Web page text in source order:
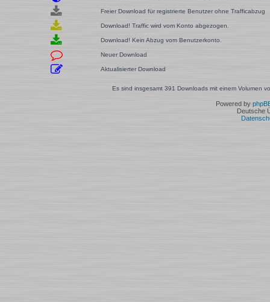
Freier Download für registrierte Benutzer ohne Trafficabzug
Download! Traffic wird vom Konto abgezogen.
Download! Kein Abzug vom Benutzerkonto.
Neuer Download
Aktualisierter Download
Es sind insgesamt 391 Downloads mit einem Volumen
Powered by
Deutsche